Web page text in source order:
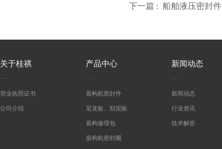
下一篇 : 船舶液压密封
关于桂祺
营业执照证书
公司介绍
产品中心
盾构机密封件
尼龙板、刮泥板
盾构修理包
盾构机密封圈
新闻动态
新闻动态
行业资讯
技术解答